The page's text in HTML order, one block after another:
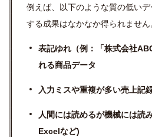
例えば、以下のような質の低い
する成果はなかなか得られません
表記ゆれ（例：「株式会社
れる商品データ
入力ミスや重複が多い売上記
人間には読めるが機械には読
Excelなど)